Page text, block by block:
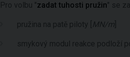
Pro volbu "zadat tuhosti pružin" se
pružina na patě piloty [ MN/m
smykový modul reakce podloží